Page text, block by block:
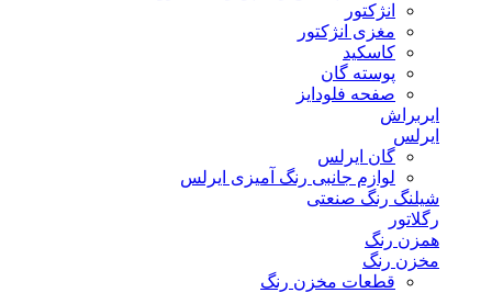
انژکتور
مغزی انژکتور
کاسکید
پوسته گان
صفحه فلودایز
ایربراش
ایرلس
گان ایرلس
لوازم جانبی رنگ آمیزی ایرلس
شیلنگ رنگ صنعتی
رگلاتور
همزن رنگ
مخزن رنگ
قطعات مخزن رنگ